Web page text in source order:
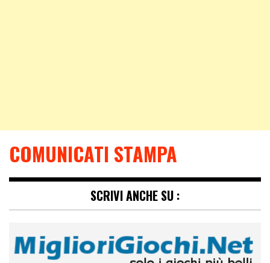
COMUNICATI STAMPA
SCRIVI ANCHE SU :